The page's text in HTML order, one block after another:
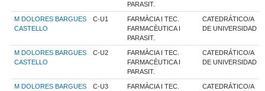
PARASIT.
M DOLORES BARGUES
CASTELLO
C-U1
FARMÀCIA I TEC.
FARMACÈUTICA I
PARASIT.
CATEDRÁTICO/A
DE UNIVERSIDAD
M DOLORES BARGUES
CASTELLO
C-U2
FARMÀCIA I TEC.
FARMACÈUTICA I
PARASIT.
CATEDRÁTICO/A
DE UNIVERSIDAD
M DOLORES BARGUES
C-U3
FARMÀCIA I TEC.
CATEDRÁTICO/A